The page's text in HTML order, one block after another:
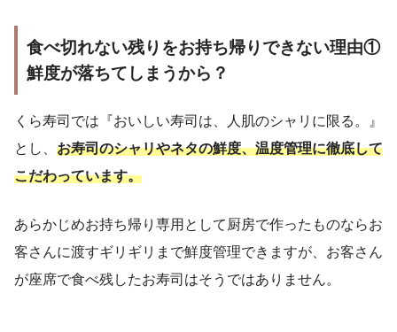
食べ切れない残りをお持ち帰りできない理由①
鮮度が落ちてしまうから？
くら寿司では『おいしい寿司は、人肌のシャリに限る。』
とし、 お寿司のシャリやネタの鮮度、温度管理に徹底して
こだわっています。
あらかじめお持ち帰り専用として厨房で作ったものならお
客さんに渡すギリギリまで鮮度管理できますが、お客さん
が座席で食べ残したお寿司はそうではありません。